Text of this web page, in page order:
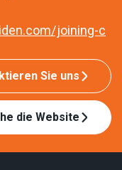
joining-c
Sie uns
die Website